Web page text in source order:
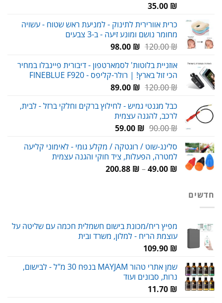
35.00 ₪
כרית אוורירית לתינוק - למניעת ראש שטוח - עשויה
מחומר נושם ומונע זיעה - ב-3 צבעים
120.00₪
המחיר
היה:
120.00 ₪.
98.00 ₪
המחיר
הוא:
98.00 ₪.
אוזניית בלוטות' לסמארטפון - דיבורית פיינבלו במחיר
הכי זול בארץ! | רולר-קליפס - FINEBLUE F920
120.00₪
המחיר
היה:
120.00 ₪.
89.00 ₪
המחיר
הוא:
כבל מגנטי גמיש - לחילוץ ברקים וחלקי ברזל - לבית,
לרכב, להגנה עצמית
90.00₪
המחיר
היה:
90.00 ₪.
59.00 ₪
המחיר
הוא:
59.00 ₪.
סלינג-שוט / רוגטקה / מקלע גומי - לאימוני קליעה
למטרה, הפעלות, ציד חוקי והגנה עצמית
49.00 ₪
–
200.88 ₪
טווח
חדשים
מפיץ ריח/מכונת בישום חשמלית חכמה עם שליטה על
עוצמת הריח - למלון, משרד ובית
109.90 ₪
שמן אתרי טהור MAYJAM בנפח 30 מ"ל - לבישום,
נרות, סבונים ועוד
11.70 ₪